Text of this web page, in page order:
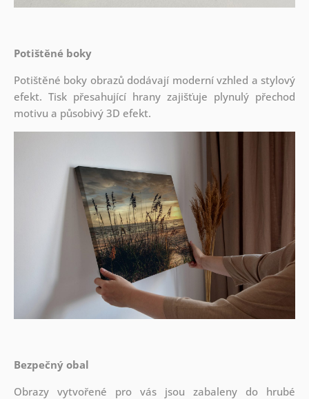
Potištěné boky
Potištěné boky obrazů dodávají moderní vzhled a stylový
efekt. Tisk přesahující hrany zajišťuje plynulý přechod
motivu a působivý 3D efekt.
Bezpečný obal
Obrazy vytvořené pro vás jsou zabaleny do hrubé